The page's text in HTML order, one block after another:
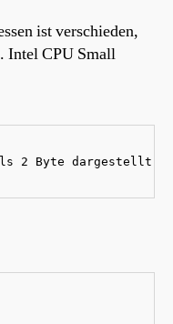
ist verschieden,
Intel CPU Small
Byte dargestellt,